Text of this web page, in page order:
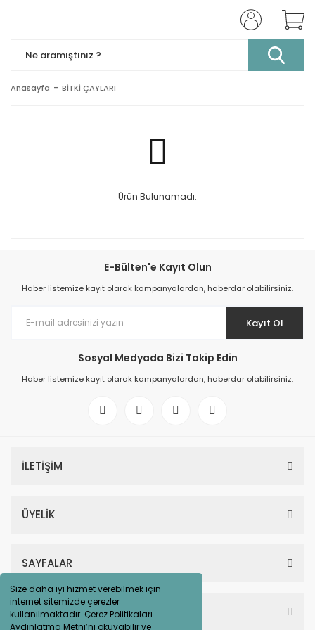
Size daha iyi hizmet verebilmek için
internet sitemizde çerezler
kullanılmaktadır. Çerez Politikaları
Aydınlatma Metni’ni okuyabilir ve
Anasayfa BİTKİ ÇAYLARI
Ürün Bulunamadı.
E-Bülten'e Kayıt Olun
Haber listemize kayıt olarak kampanyalardan, haberdar olabilirsiniz.
Kayıt Ol
Sosyal Medyada Bizi Takip Edin
Haber listemize kayıt olarak kampanyalardan, haberdar olabilirsiniz.
İLETİŞİM
ÜYELİK
SAYFALAR
HESABIM